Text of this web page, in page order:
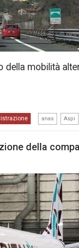
della mobilità
anas Aspi
della